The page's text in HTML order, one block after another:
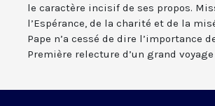
le caractère incisif de ses propos.
l’Espérance, de la charité et de la
Pape n’a cessé de dire l’importance
Première relecture d’un grand voyage